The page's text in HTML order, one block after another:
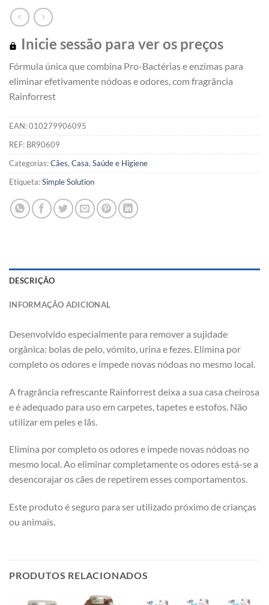
Inicie sessão para ver os preços
Fórmula única que combina Pro-Bactérias e enzimas para
eliminar efetivamente nódoas e odores, com fragrância
Rainforrest
EAN:010279906095
REF: BR90609
Categorias:Cães, Casa, Saúde e Higiene
Etiqueta:Simple Solution
DESCRIÇÃO
INFORMAÇÃO ADICIONAL
Desenvolvido especialmente para remover a sujidade
orgânica: bolas de pelo, vómito, urina e fezes. Elimina por
completo os odores e impede novas nódoas no mesmo local.
A fragrância refrescante Rainforrest deixa a sua casa cheirosa
e é adequado para uso em carpetes, tapetes e estofos. Não
utilizar em peles e lãs.
Elimina por completo os odores e impede novas nódoas no
mesmo local. Ao eliminar completamente os odores está-se a
desencorajar os cães de repetirem esses comportamentos.
Este produto é seguro para ser utilizado próximo de crianças
ou animais.
PRODUTOS RELACIONADOS